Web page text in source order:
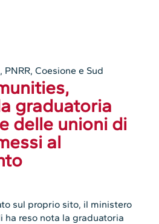
, PNRR, Coesione e Sud
graduatoria
delle unioni di
al
sul proprio sito, il ministero
reso nota la graduatoria